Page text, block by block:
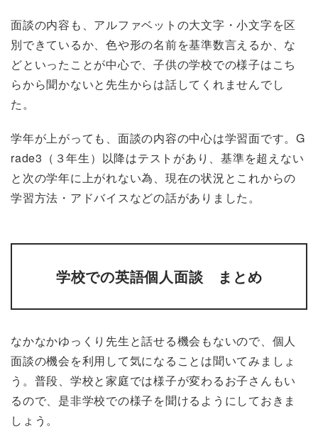
面談の内容も、アルファベットの大文字・小文字を区
別できているか、色や形の名前を基準数言えるか、な
どといったことが中心で、子供の学校での様子はこち
らから聞かないと先生からは話してくれませんでし
た。
学年が上がっても、面談の内容の中心は学習面です。G
rade3（３年生）以降はテストがあり、基準を超えない
と次の学年に上がれない為、現在の状況とこれからの
学習方法・アドバイスなどの話がありました。
学校での英語個人面談 まとめ
なかなかゆっくり先生と話せる機会もないので、個人
面談の機会を利用して気になることは聞いてみましょ
う。普段、学校と家庭では様子が変わるお子さんもい
るので、是非学校での様子を聞けるようにしておきま
しょう。